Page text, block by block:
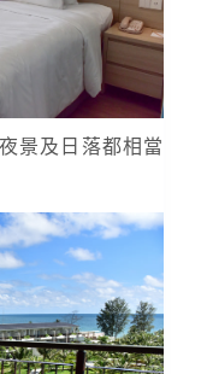
景及日落都相當